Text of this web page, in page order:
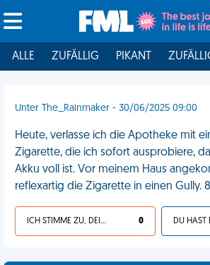
ALLE ZUFÄLLIG PIKANT
Unter The_Rainmaker - 30/06/2025 09:00
Heute, verlasse ich die Apotheke mit
Zigarette, die ich sofort ausprobiere,
Akku voll ist. Vor meinem Haus
reflexartig die Zigarette in einen Gully.
ICH STIMME ZU, DEIN LEBEN IST SCHEISSE 0